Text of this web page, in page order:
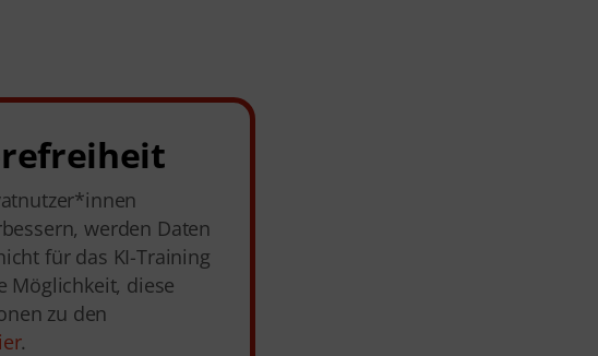
werden Daten
für das KI-Training
Möglichkeit, diese
zu den
.